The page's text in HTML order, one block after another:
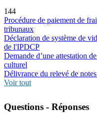
144
Procédure de paiement de
tribunaux
Déclaration de système de
de l'IPDCP
Demande d’une attestation
culturel
Délivrance du relevé de
Voir tout
Questions - Réponses